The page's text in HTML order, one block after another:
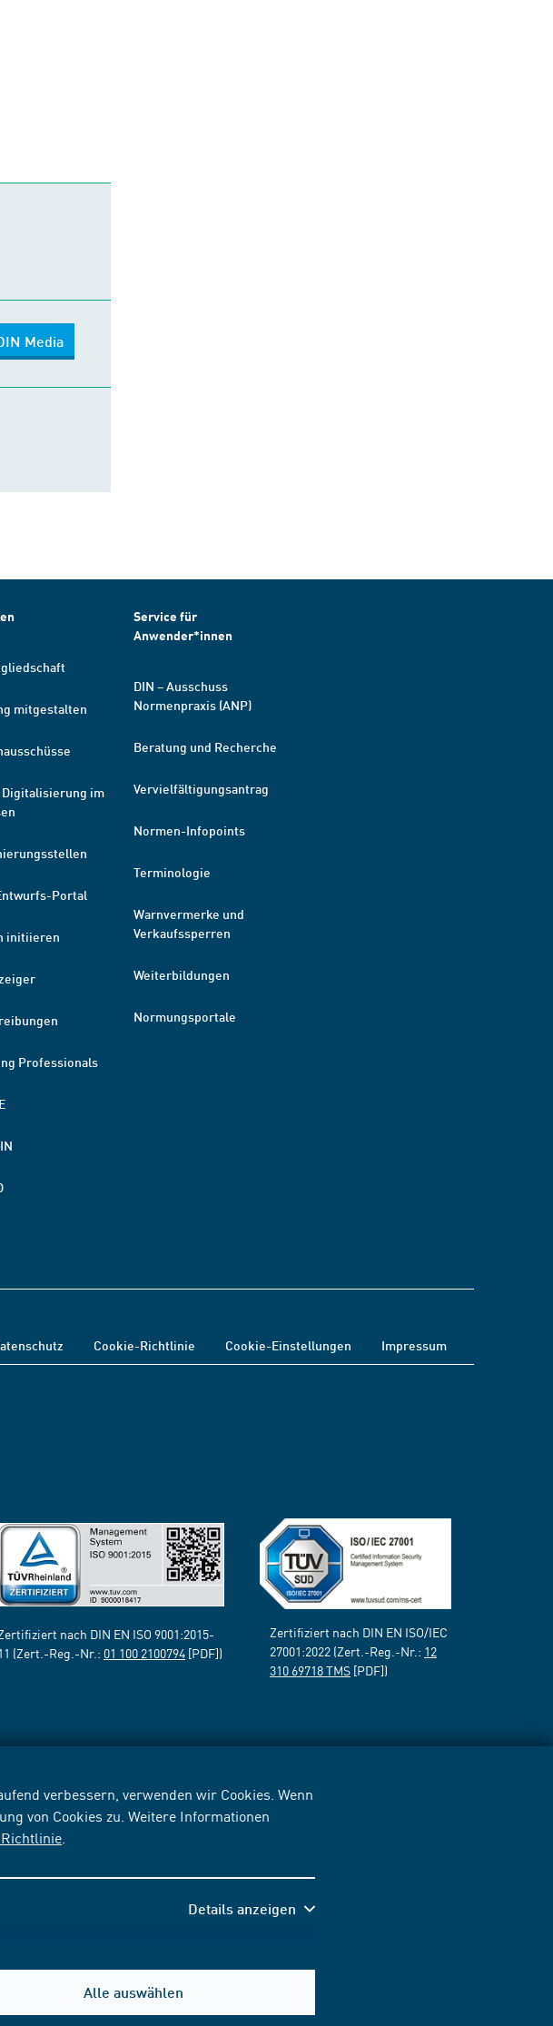
verbessern, verwenden wir Cookies. Wenn
von Cookies zu. Weitere Informationen
Details anzeigen
Alle auswählen
Media
mitgestalten
Digitalisierung im
Portal
initiieren
Professionals
Service für
Anwender*innen
DIN – Ausschuss
Normenpraxis (ANP)
Beratung und Recherche
Vervielfältigungsantrag
Normen-Infopoints
Terminologie
Warnvermerke und
Verkaufssperren
Weiterbildungen
Normungsportale
Cookie-Richtlinie Cookie-Einstellungen Impressum
nach DIN EN ISO 9001:2015-
(Zert.-Reg.-Nr.: 01 100 2100794 [PDF])
Zertifiziert nach DIN EN ISO/IEC
27001:2022 (Zert.-Reg.-Nr.: 12
310 69718 TMS [PDF])